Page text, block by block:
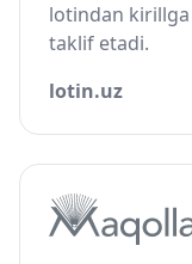
lotindan kirillga
taklif etadi.
lotin.uz